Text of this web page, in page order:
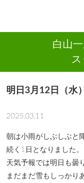
白山
明日3月12日（水
2025.03.11
朝は小雨がしぶしぶと
続く1日となりました。
天気予報では明日も曇
まだまだ雪もしっかり